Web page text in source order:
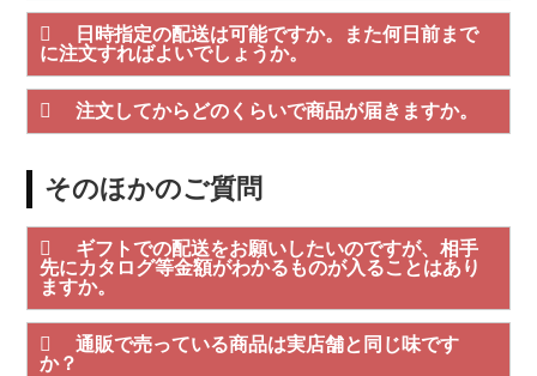
日時指定の配送は可能ですか。また何日前まで
に注文すればよいでしょうか。
注文してからどのくらいで商品が届きますか。
そのほかのご質問
ギフトでの配送をお願いしたいのですが、相手
先にカタログ等金額がわかるものが入ることはあり
ますか。
通販で売っている商品は実店舗と同じ味です
か？